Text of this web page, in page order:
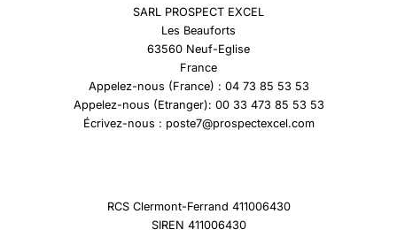
SARL PROSPECT EXCEL
Les Beauforts
63560 Neuf-Eglise
France
Appelez-nous (France) : 04 73 85 53 53
Appelez-nous (Etranger): 00 33 473 85 53 53
Écrivez-nous : poste7@prospectexcel.com
RCS Clermont-Ferrand 411006430
SIREN 411006430